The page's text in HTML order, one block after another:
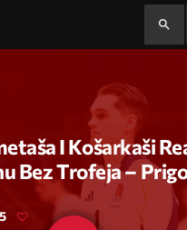
search
I Košarkaši
Bez Trofeja –
5